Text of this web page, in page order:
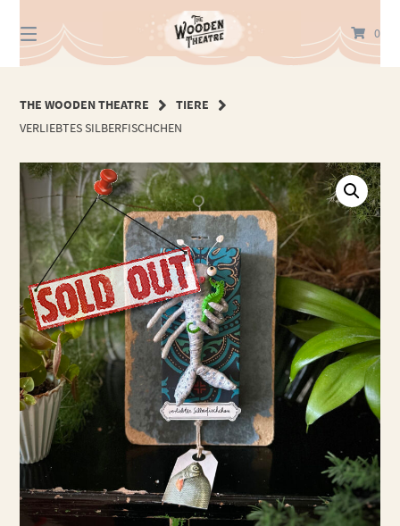
zum
Inhalt
0
THE WOODEN THEATRE
TIERE
VERLIEBTES SILBERFISCHCHEN